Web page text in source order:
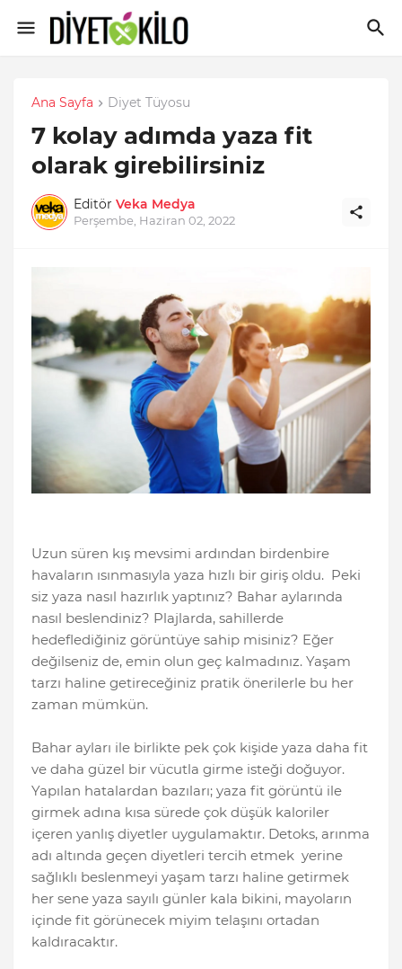
Ana Sayfa Diyet Tüyosu
7 kolay adımda yaza fit
olarak girebilirsiniz
Editör Veka Medya
Perşembe, Haziran 02, 2022
Uzun süren kış mevsimi ardından birdenbire
havaların ısınmasıyla yaza hızlı bir giriş oldu. Peki
siz yaza nasıl hazırlık yaptınız? Bahar aylarında
nasıl beslendiniz? Plajlarda, sahillerde
hedeflediğiniz görüntüye sahip misiniz? Eğer
değilseniz de, emin olun geç kalmadınız. Yaşam
tarzı haline getireceğiniz pratik önerilerle bu her
zaman mümkün.
Bahar ayları ile birlikte pek çok kişide yaza daha fit
ve daha güzel bir vücutla girme isteği doğuyor.
Yapılan hatalardan bazıları; yaza fit görüntü ile
girmek adına kısa sürede çok düşük kaloriler
içeren yanlış diyetler uygulamaktır. Detoks, arınma
adı altında geçen diyetleri tercih etmek yerine
sağlıklı beslenmeyi yaşam tarzı haline getirmek
her sene yaza sayılı günler kala bikini, mayoların
içinde fit görünecek miyim telaşını ortadan
kaldıracaktır.